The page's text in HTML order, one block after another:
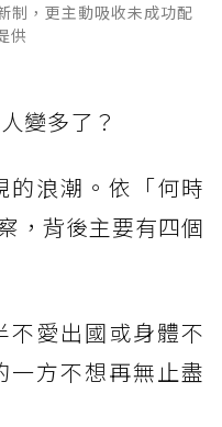
，更主動吸收未成功配
供
變多了？
的浪潮。依「何時
，背後主要有四個
不愛出國或身體不
一方不想再無止盡